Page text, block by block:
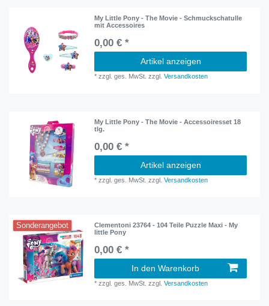
My Little Pony - The Movie - Schmuckschatulle
mit Accessoires
0,00 € *
Artikel anzeigen
*zzgl. ges. MwSt. zzgl.Versandkosten
My Little Pony - The Movie - Accessoiresset 18
tlg.
0,00 € *
Artikel anzeigen
*zzgl. ges. MwSt. zzgl.Versandkosten
Sonderangebot
Clementoni 23764 - 104 Teile Puzzle Maxi - My
little Pony
0,00 € *
In den Warenkorb
*zzgl. ges. MwSt. zzgl.Versandkosten